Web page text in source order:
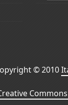
© 2010